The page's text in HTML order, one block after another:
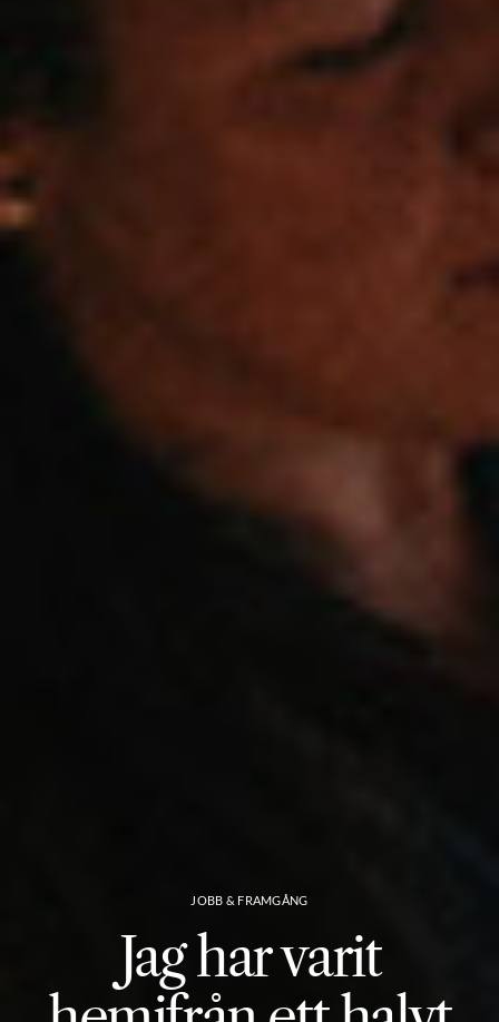
JOBB & FRAMGÅNG
Jag har varit